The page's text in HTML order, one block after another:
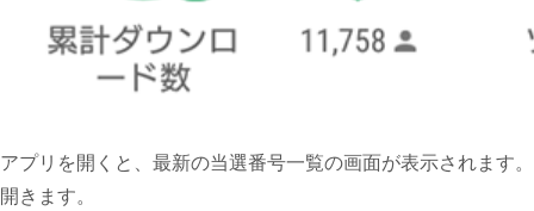
アプリを開くと、最新の当選番号一覧の画面が表示されます
開きます。